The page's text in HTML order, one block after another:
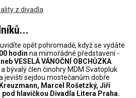
z divadla
opět pohromadě, když se vydáte
hodin na mimořádné představení -
VESELÁ VÁNOČNÍ OBCHŮZKA.
bývalý člen činohry MDM Svatopluk
jevišti sejdou mostečanům dobře
Marcel Rošetzký, Jiří
hlavičkou Divadla Litera Praha.